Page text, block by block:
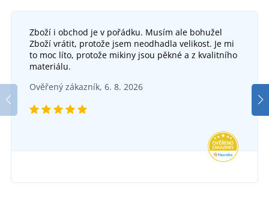
Zboží i obchod je v pořádku. Musím ale bohužel
Zboží vrátit, protože jsem neodhadla velikost. Je mi
to moc líto, protože mikiny jsou pěkné a z kvalitního
materiálu.
Ověřený zákazník, 6. 8. 2026